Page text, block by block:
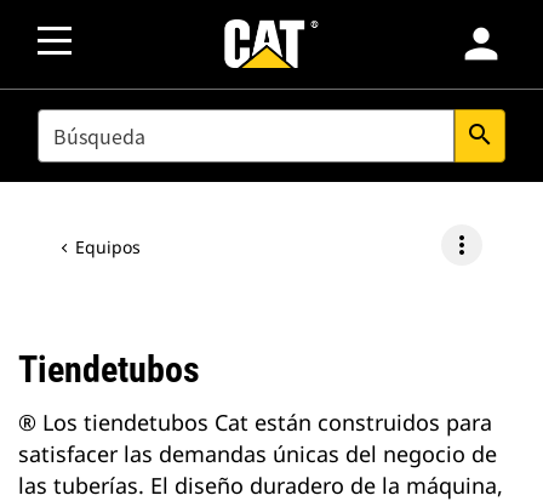
person
SEARCH search
Equipos more_vert
Tiendetubos
® Los tiendetubos Cat están construidos para
satisfacer las demandas únicas del negocio de
las tuberías. El diseño duradero de la máquina,